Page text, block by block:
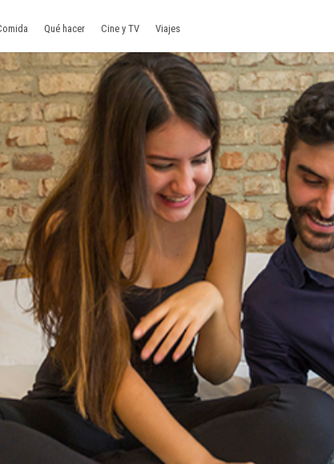
Qué hacer Cine y TV Viajes